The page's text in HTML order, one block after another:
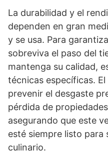
La durabilidad y el
dependen en gran
y se usa. Para
sobreviva el paso del
mantenga su calidad,
técnicas específicas.
prevenir el desgaste
pérdida de
asegurando que este
esté siempre listo para
culinario.